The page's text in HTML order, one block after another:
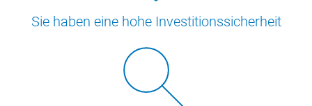
Sie haben eine hohe Investitionssicherheit